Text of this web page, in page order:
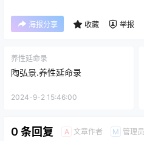
海报分享 收藏 举报
养性延命录
陶弘景.养性延命录
2024-9-2 15:46:00
0 条回复 A 文章作者 M 管理员